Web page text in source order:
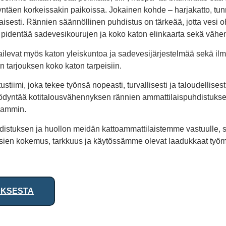
korkeissakin paikoissa. Jokainen kohde – harjakatto,
Rännien säännöllinen puhdistus on tärkeää, jotta vesi
sadevesikourujen ja koko katon elinkaarta sekä
myös katon yleiskuntoa ja sadevesijärjestelmää sekä
tarjouksen koko katon tarpeisiin.
joka tekee työnsä nopeasti, turvallisesti ja
kotitalousvähennyksen rännien
ja huollon meidän kattoammattilaistemme vastuulle,
kokemus, tarkkuus ja käytössämme olevat laadukkaat